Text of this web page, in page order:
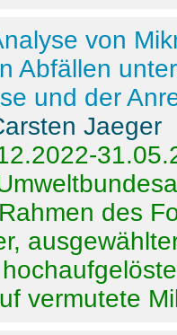
von
Abfällen
und der
Jaeger
des
vermutete